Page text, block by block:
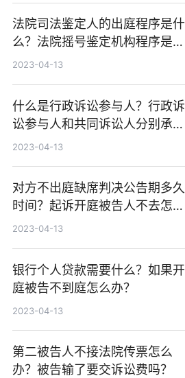
法院司法鉴定人的出庭程序是什
么？法院摇号鉴定机构程序是怎
么样的？
2023-04-13
什么是行政诉讼参与人？行政诉
讼参与人和共同诉讼人分别承担
了哪些诉讼义务？
2023-04-13
对方不出庭缺席判决公告期多久
时间？起诉开庭被告人不去怎么
处理呢？
2023-04-13
银行个人贷款需要什么？如果开
庭被告不到庭怎么办？
2023-04-13
第二被告人不接法院传票怎么
办？被告输了要交诉讼费吗？